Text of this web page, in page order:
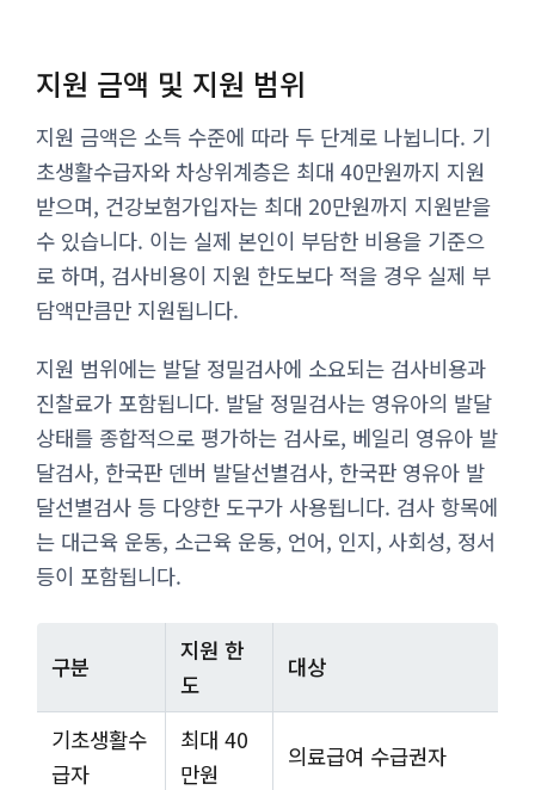
지원 금액 및 지원 범위
지원 금액은 소득 수준에 따라 두 단계로 나뉩니다. 기
초생활수급자와 차상위계층은 최대 40만원까지 지원
받으며, 건강보험가입자는 최대 20만원까지 지원받을
수 있습니다. 이는 실제 본인이 부담한 비용을 기준으
로 하며, 검사비용이 지원 한도보다 적을 경우 실제 부
담액만큼만 지원됩니다.
지원 범위에는 발달 정밀검사에 소요되는 검사비용과
진찰료가 포함됩니다. 발달 정밀검사는 영유아의 발달
상태를 종합적으로 평가하는 검사로, 베일리 영유아 발
달검사, 한국판 덴버 발달선별검사, 한국판 영유아 발
달선별검사 등 다양한 도구가 사용됩니다. 검사 항목에
는 대근육 운동, 소근육 운동, 언어, 인지, 사회성, 정서
등이 포함됩니다.
구분
지원 한
도
대상
기초생활수
급자
최대 40
만원
의료급여 수급권자